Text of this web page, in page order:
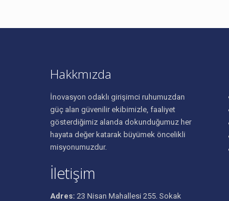
Hakkmızda
İnovasyon odaklı girişimci ruhumuzdan
güç alan güvenilir ekibimizle, faaliyet
gösterdiğimiz alanda dokunduğumuz her
hayata değer katarak büyümek öncelikli
misyonumuzdur.
İletişim
Adres: 23 Nisan Mahallesi 255. Sokak